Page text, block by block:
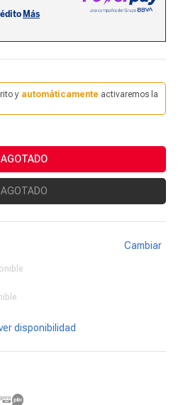
y automáticamente activaremos la
AGOTADO
AGOTADO
Cambiar
disponibilidad